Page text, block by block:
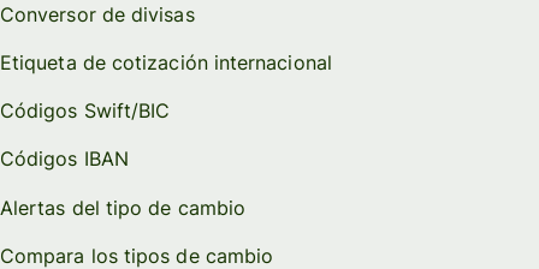
Conversor de divisas
Etiqueta de cotización internacional
Códigos Swift/BIC
Códigos IBAN
Alertas del tipo de cambio
Compara los tipos de cambio